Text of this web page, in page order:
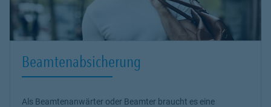
Beamtenabsicherung
Als Beamtenanwärter oder Beamter braucht es eine